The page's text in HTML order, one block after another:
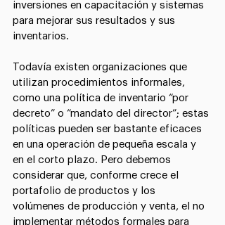
inversiones en capacitación y sistemas
para mejorar sus resultados y sus
inventarios.
Todavía existen organizaciones que
utilizan procedimientos informales,
como una política de inventario “por
decreto” o “mandato del director”; estas
políticas pueden ser bastante eficaces
en una operación de pequeña escala y
en el corto plazo. Pero debemos
considerar que, conforme crece el
portafolio de productos y los
volúmenes de producción y venta, el no
implementar métodos formales para